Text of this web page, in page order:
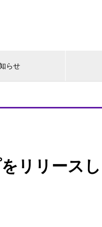
らせ
リリース